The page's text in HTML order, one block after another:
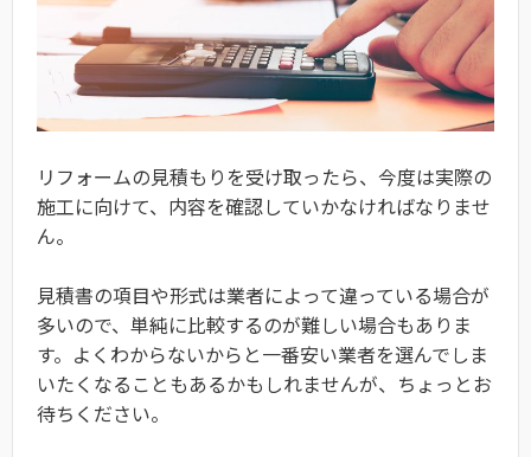
リフォームの見積もりを受け取ったら、今度は実際の
施工に向けて、内容を確認していかなければなりませ
ん。
見積書の項目や形式は業者によって違っている場合が
多いので、単純に比較するのが難しい場合もありま
す。よくわからないからと一番安い業者を選んでしま
いたくなることもあるかもしれませんが、ちょっとお
待ちください。